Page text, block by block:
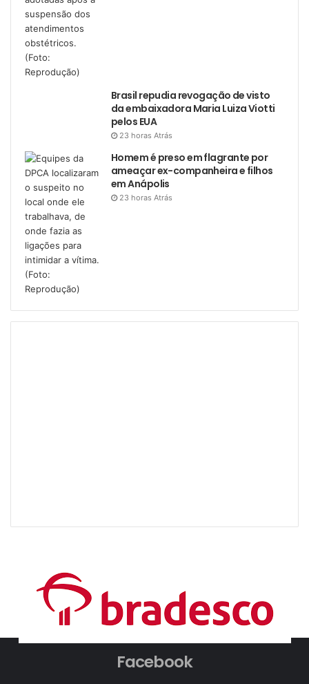
Brasil repudia revogação de visto
da embaixadora Maria Luiza Viotti
pelos EUA
23 horas Atrás
Homem é preso em flagrante por
ameaçar ex-companheira e filhos
em Anápolis
23 horas Atrás
Facebook